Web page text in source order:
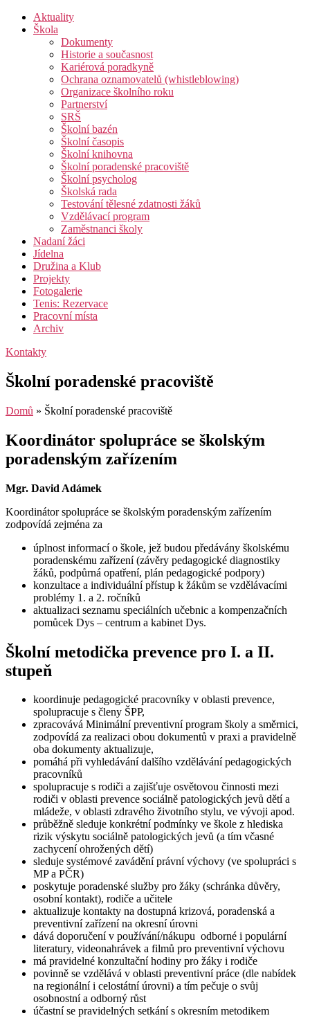
Aktuality
Škola
Dokumenty
Historie a současnost
Kariérová poradkyně
Ochrana oznamovatelů (whistleblowing)
Organizace školního roku
Partnerství
SRŠ
Školní bazén
Školní časopis
Školní knihovna
Školní poradenské pracoviště
Školní psycholog
Školská rada
Testování tělesné zdatnosti žáků
Vzdělávací program
Zaměstnanci školy
Nadaní žáci
Jídelna
Družina a Klub
Projekty
Fotogalerie
Tenis: Rezervace
Pracovní místa
Archiv
Kontakty
Školní poradenské pracoviště
Domů » Školní poradenské pracoviště
Koordinátor spolupráce se školským
poradenským zařízením
Mgr. David Adámek
Koordinátor spolupráce se školským poradenským zařízením
zodpovídá zejména za
úplnost informací o škole, jež budou předávány školskému
poradenskému zařízení (závěry pedagogické diagnostiky
žáků, podpůrná opatření, plán pedagogické podpory)
konzultace a individuální přístup k žákům se vzdělávacími
problémy 1. a 2. ročníků
aktualizaci seznamu speciálních učebnic a kompenzačních
pomůcek Dys – centrum a kabinet Dys.
Školní metodička prevence pro I. a II.
stupeň
koordinuje pedagogické pracovníky v oblasti prevence,
spolupracuje s členy ŠPP,
zpracovává Minimální preventivní program školy a směrnici,
zodpovídá za realizaci obou dokumentů v praxi a pravidelně
oba dokumenty aktualizuje,
pomáhá při vyhledávání dalšího vzdělávání pedagogických
pracovníků
spolupracuje s rodiči a zajišťuje osvětovou činnosti mezi
rodiči v oblasti prevence sociálně patologických jevů dětí a
mládeže, v oblasti zdravého životního stylu, ve vývoji apod.
průběžně sleduje konkrétní podmínky ve škole z hlediska
rizik výskytu sociálně patologických jevů (a tím včasné
zachycení ohrožených dětí)
sleduje systémové zavádění právní výchovy (ve spolupráci s
MP a PČR)
poskytuje poradenské služby pro žáky (schránka důvěry,
osobní kontakt), rodiče a učitele
aktualizuje kontakty na dostupná krizová, poradenská a
preventivní zařízení na okresní úrovni
dává doporučení v používání/nákupu odborné i populární
literatury, videonahrávek a filmů pro preventivní výchovu
má pravidelné konzultační hodiny pro žáky i rodiče
povinně se vzdělává v oblasti preventivní práce (dle nabídek
na regionální i celostátní úrovni) a tím pečuje o svůj
osobnostní a odborný růst
účastní se pravidelných setkání s okresním metodikem